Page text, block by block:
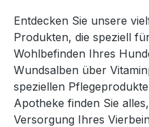
Entdecken Sie unsere
Produkten, die speziell
Wohlbefinden Ihres
Wundsalben über
speziellen
Apotheke finden Sie
Versorgung Ihres